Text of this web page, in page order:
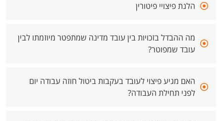
הלנת פיצויי פיטורין
מה ההבדל בזכויות בין עובד מדינה שמתפטר מיוזמתו לבין
עובד שמפוטר?
האם מגיע פיצוי לעובד בעקבות ביטול חוזה עבודה יום
לפני תחילת העבודה?